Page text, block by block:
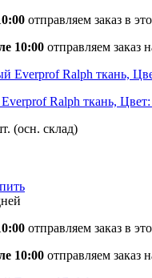
отправляем заказ в
10:00 отправляем заказ
Ralph ткань,
(осн. склад)
отправляем заказ в
10:00 отправляем заказ